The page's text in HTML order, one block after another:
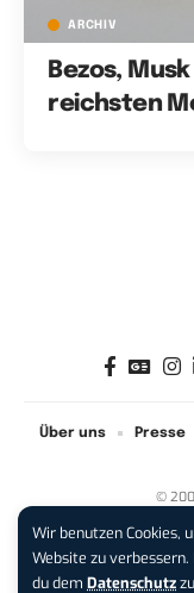
Wir benutzen Cookies,
Website zu
du dem Datenschutz
ARCHIV
Bezos,
reichsten
©
Über uns Presse
iPhone 17
200 €